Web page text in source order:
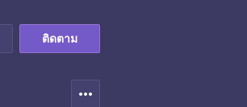
ติดตาม
more_horiz